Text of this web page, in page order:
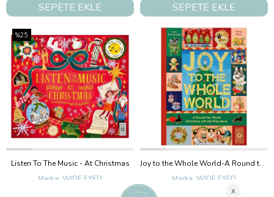
SEPETE EKLE SEPETE EKLE
Listen To The Music - At Christmas
WIDE EYED
%25
Joy to the Whole World-A Round the World Christmas
WIDE EYED